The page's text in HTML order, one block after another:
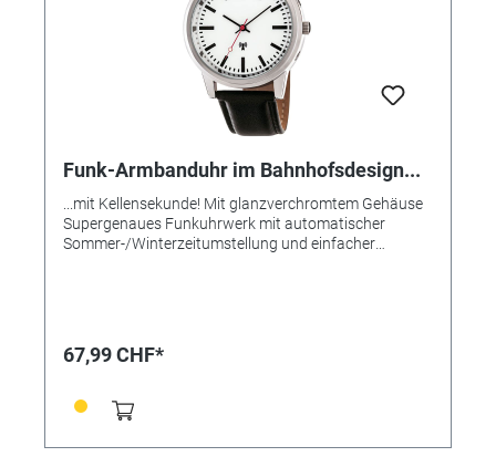
Funk-Armbanduhr im Bahnhofsdesign...
...mit Kellensekunde! Mit glanzverchromtem Gehäuse
Supergenaues Funkuhrwerk mit automatischer
Sommer-/Winterzeitumstellung und einfacher
entleert ist. Entnehmen Sie vorsichtig die Batterie. Im
getrennt entsorgt werden.
67,99 CHF*